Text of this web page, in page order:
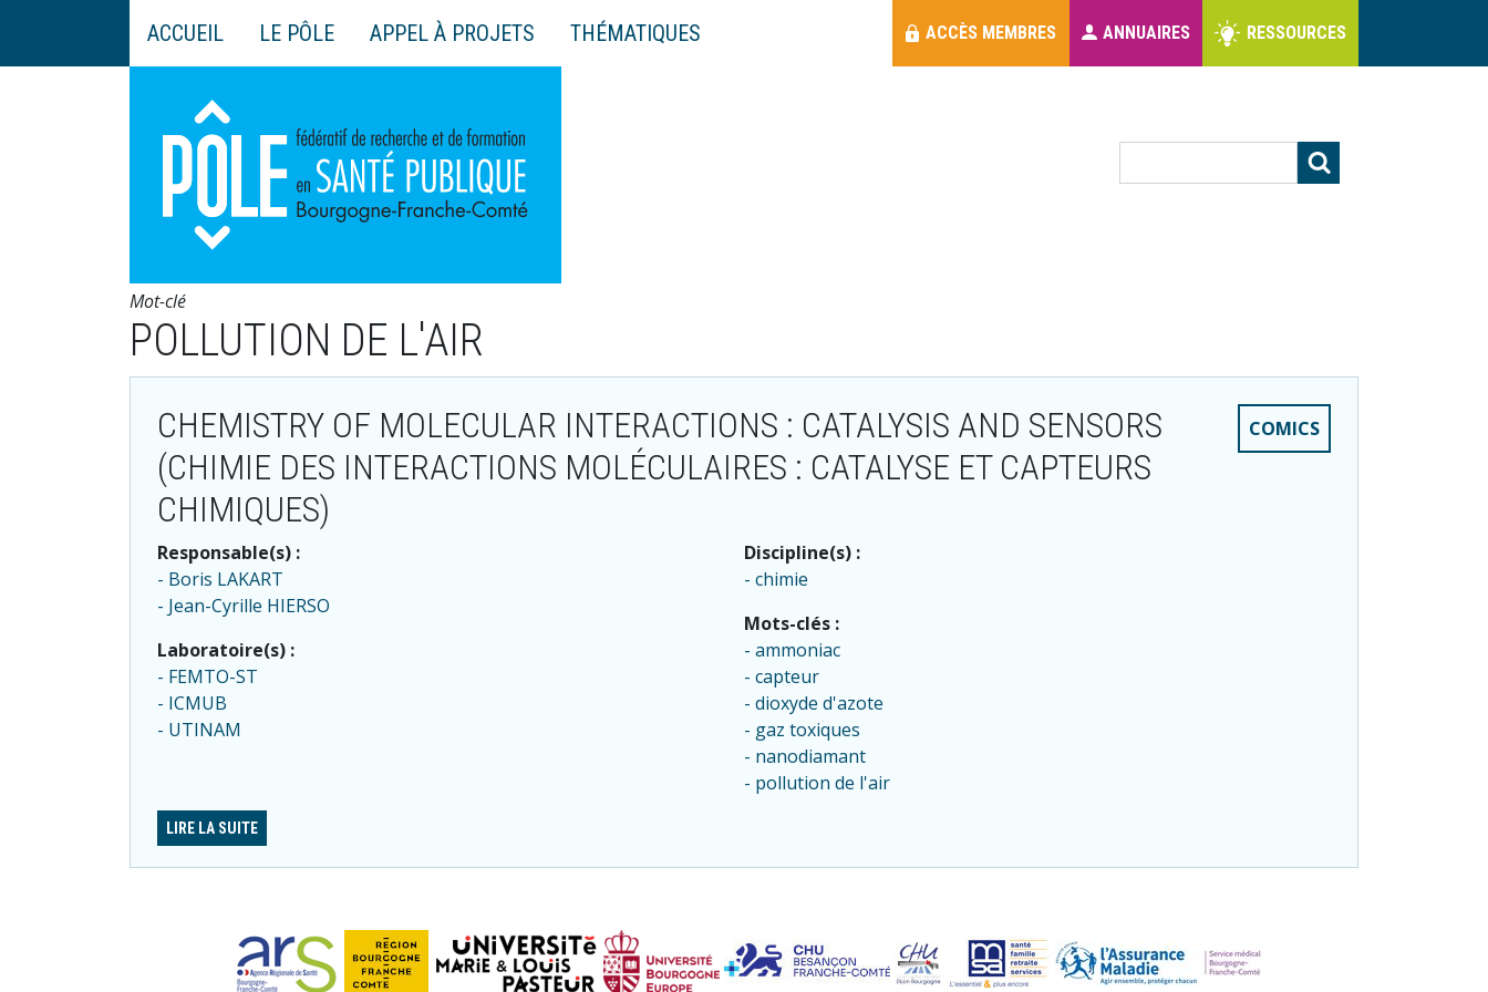
contenu
Main
navigation
ACCUEIL LE PÔLE APPEL À PROJETS THÉMATIQUES
Raccourcis
ACCÈS MEMBRES ANNUAIRES RESSOURCES
Mot-clé
POLLUTION DE L'AIR
COMICS
CHEMISTRY OF MOLECULAR INTERACTIONS : CATALYSIS AND SENSORS
(CHIMIE DES INTERACTIONS MOLÉCULAIRES : CATALYSE ET CAPTEURS
CHIMIQUES)
Responsable(s) :
Boris LAKART
Jean-Cyrille HIERSO
Laboratoire(s) :
FEMTO-ST
ICMUB
UTINAM
Discipline(s) :
chimie
Mots-clés :
ammoniac
capteur
dioxyde d'azote
gaz toxiques
nanodiamant
pollution de l'air
LIRE LA SUITE